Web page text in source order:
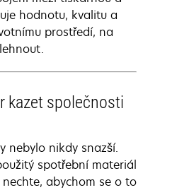
hodnotu, kvalitu a
prostředí, na
kazet společnosti
nebylo nikdy snazší.
spotřební materiál
abychom se o to